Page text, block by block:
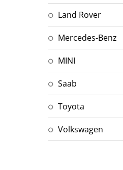
Land Rover
Mercedes-Benz
MINI
Saab
Toyota
Volkswagen